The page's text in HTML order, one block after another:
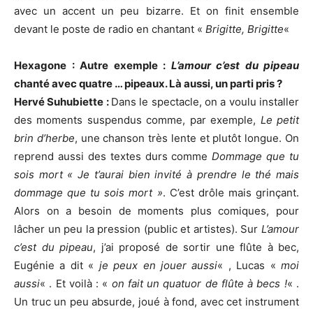
avec un accent un peu bizarre. Et on finit ensemble
devant le poste de radio en chantant « Brigitte, Brigitte«
Hexagone : Autre exemple : L’amour c’est du pipeau
chanté avec quatre … pipeaux. Là aussi, un parti pris ?
Hervé Suhubiette : Dans le spectacle, on a voulu installer
des moments suspendus comme, par exemple, Le petit
brin d’herbe, une chanson très lente et plutôt longue. On
reprend aussi des textes durs commeDommage que tu
sois mort « Je t’aurai bien invité à prendre le thé mais
dommage que tu sois mort ». C’est drôle mais grinçant.
Alors on a besoin de moments plus comiques, pour
lâcher un peu la pression (public et artistes). Sur L’amour
c’est du pipeau, j’ai proposé de sortir une flûte à bec,
Eugénie a dit « je peux en jouer aussi« , Lucas «moi
aussi« . Et voilà : « on fait un quatuor de flûte à becs !« .
Un truc un peu absurde, joué à fond, avec cet instrument